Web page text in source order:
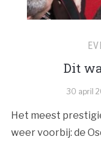
Dit
30 april
Het meest
weer voorbij: de